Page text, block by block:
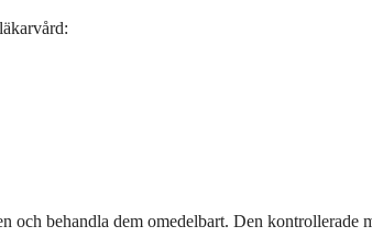
behandla dem omedelbart. Den kontrollerade